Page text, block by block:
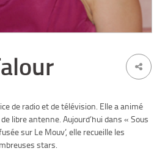
de radio et de télévision. Elle a animé
libre antenne. Aujourd’hui dans « Sous
sur Le Mouv’, elle recueille les
stars.